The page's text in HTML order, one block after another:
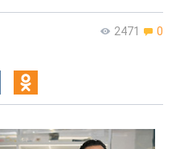
2471 0